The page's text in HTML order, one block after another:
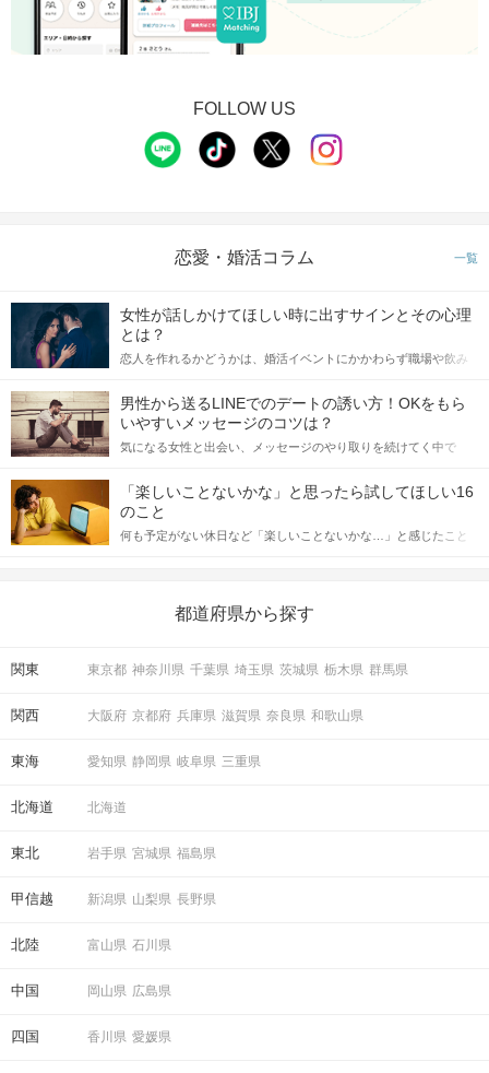
FOLLOW US
恋愛・婚活コラム 一覧
女性が話しかけてほしい時に出すサインとその心理
とは？
恋人を作れるかどうかは、婚活イベントにかかわらず職場や飲み
てアプローチできるかにも左右されます。 これから恋人作りを本
格的に始めようとしている方は、女性が異性を求めて出すサイン
をしっかりと理解し、正しい行動に移せるかどうかが重要。 この
記事では、女性が話しかけて欲しい時に出すサインとその心理を
合にどのような行動に繋げるべきかをご紹介していきます。
男性から送るLINEでのデートの誘い方！OKをもら
いやすいメッセージのコツは？
気になる女性と出会い、メッセージのやり取りを続けてく中で
しかし、中には「どう誘ったらいいの？」とお困りの男性もいら
っしゃるのではないでしょうか。 そこで今回は、男性から女性へ
送るLINEでのデートの誘い方のコツをご紹介します。例文も混じ
えながら解説するので、ぜひ参考にしてください。
「楽しいことないかな」と思ったら試してほしい16
のこと
何も予定がない休日など「楽しいことないかな…」と感じたこと
の楽しいことアイデアを集めました♪ いままさに楽しいことを探し
都道府県から探す
関東 東京都 神奈川県 千葉県 埼玉県 茨城県 栃木県 群馬県
関西 大阪府 京都府 兵庫県 滋賀県 奈良県 和歌山県
東海 愛知県 静岡県 岐阜県 三重県
北海道 北海道
東北 岩手県 宮城県 福島県
甲信越 新潟県 山梨県 長野県
北陸 富山県 石川県
中国 岡山県 広島県
四国 香川県 愛媛県